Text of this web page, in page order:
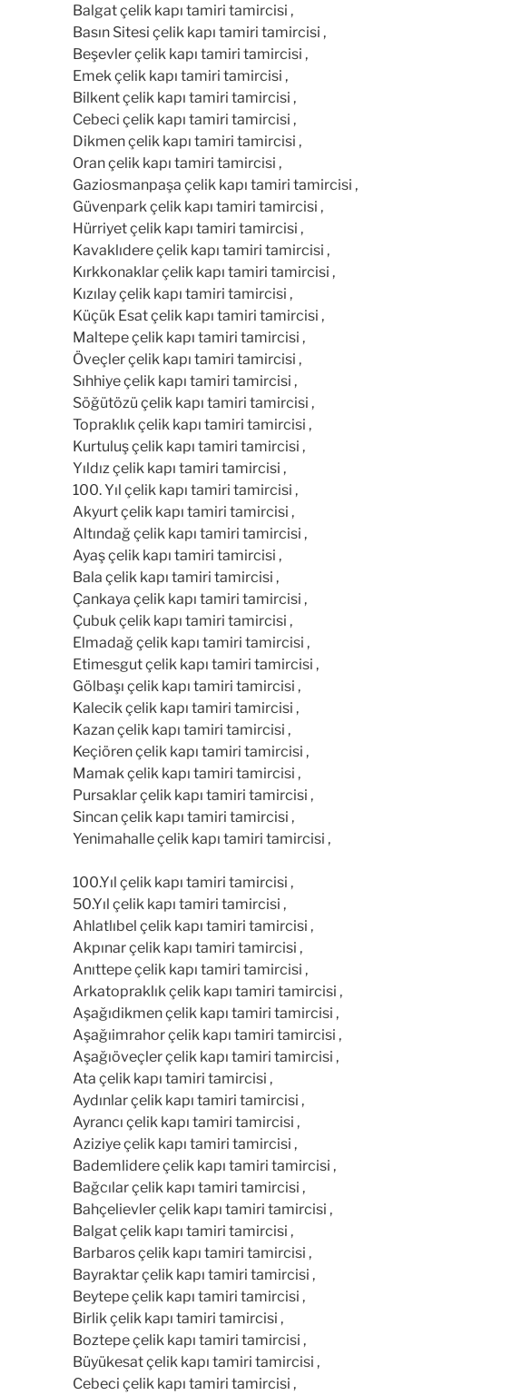
Balgat çelik kapı tamiri tamircisi ,
Basın Sitesi çelik kapı tamiri tamircisi ,
Beşevler çelik kapı tamiri tamircisi ,
Emek çelik kapı tamiri tamircisi ,
Bilkent çelik kapı tamiri tamircisi ,
Cebeci çelik kapı tamiri tamircisi ,
Dikmen çelik kapı tamiri tamircisi ,
Oran çelik kapı tamiri tamircisi ,
Gaziosmanpaşa çelik kapı tamiri tamircisi ,
Güvenpark çelik kapı tamiri tamircisi ,
Hürriyet çelik kapı tamiri tamircisi ,
Kavaklıdere çelik kapı tamiri tamircisi ,
Kırkkonaklar çelik kapı tamiri tamircisi ,
Kızılay çelik kapı tamiri tamircisi ,
Küçük Esat çelik kapı tamiri tamircisi ,
Maltepe çelik kapı tamiri tamircisi ,
Öveçler çelik kapı tamiri tamircisi ,
Sıhhiye çelik kapı tamiri tamircisi ,
Söğütözü çelik kapı tamiri tamircisi ,
Topraklık çelik kapı tamiri tamircisi ,
Kurtuluş çelik kapı tamiri tamircisi ,
Yıldız çelik kapı tamiri tamircisi ,
100. Yıl çelik kapı tamiri tamircisi ,
Akyurt çelik kapı tamiri tamircisi ,
Altındağ çelik kapı tamiri tamircisi ,
Ayaş çelik kapı tamiri tamircisi ,
Bala çelik kapı tamiri tamircisi ,
Çankaya çelik kapı tamiri tamircisi ,
Çubuk çelik kapı tamiri tamircisi ,
Elmadağ çelik kapı tamiri tamircisi ,
Etimesgut çelik kapı tamiri tamircisi ,
Gölbaşı çelik kapı tamiri tamircisi ,
Kalecik çelik kapı tamiri tamircisi ,
Kazan çelik kapı tamiri tamircisi ,
Keçiören çelik kapı tamiri tamircisi ,
Mamak çelik kapı tamiri tamircisi ,
Pursaklar çelik kapı tamiri tamircisi ,
Sincan çelik kapı tamiri tamircisi ,
Yenimahalle çelik kapı tamiri tamircisi ,
100.Yıl çelik kapı tamiri tamircisi ,
50.Yıl çelik kapı tamiri tamircisi ,
Ahlatlıbel çelik kapı tamiri tamircisi ,
Akpınar çelik kapı tamiri tamircisi ,
Anıttepe çelik kapı tamiri tamircisi ,
Arkatopraklık çelik kapı tamiri tamircisi ,
Aşağıdikmen çelik kapı tamiri tamircisi ,
Aşağıimrahor çelik kapı tamiri tamircisi ,
Aşağıöveçler çelik kapı tamiri tamircisi ,
Ata çelik kapı tamiri tamircisi ,
Aydınlar çelik kapı tamiri tamircisi ,
Ayrancı çelik kapı tamiri tamircisi ,
Aziziye çelik kapı tamiri tamircisi ,
Bademlidere çelik kapı tamiri tamircisi ,
Bağcılar çelik kapı tamiri tamircisi ,
Bahçelievler çelik kapı tamiri tamircisi ,
Balgat çelik kapı tamiri tamircisi ,
Barbaros çelik kapı tamiri tamircisi ,
Bayraktar çelik kapı tamiri tamircisi ,
Beytepe çelik kapı tamiri tamircisi ,
Birlik çelik kapı tamiri tamircisi ,
Boztepe çelik kapı tamiri tamircisi ,
Büyükesat çelik kapı tamiri tamircisi ,
Cebeci çelik kapı tamiri tamircisi ,